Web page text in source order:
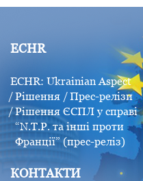
ECHR
ECHR: Ukrainian Aspect
Рішення
Прес-релізи
Рішення ЄСПЛ у справі
“N.Т.P. та інші проти
Франції” (прес-реліз)
КОНТАКТИ